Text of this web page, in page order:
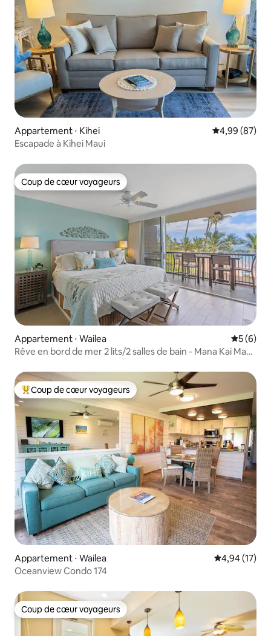
Appartement ⋅ Kihei Évaluation
4,99 (87)
Escapade à Kihei Maui
Coup de cœur voyageurs
Coup de cœur voyageurs
Appartement ⋅ Wailea
5 (6)
Rêve en bord de mer 2 lits/2 salles de bain - Mana Kai Maui
Coups de cœur voyageurs les plus appréciés
Coup de cœur voyageurs
Appartement ⋅ Wailea Évaluation
4,94 (17)
Oceanview Condo 174
Coup de cœur voyageurs
Coup de cœur voyageurs